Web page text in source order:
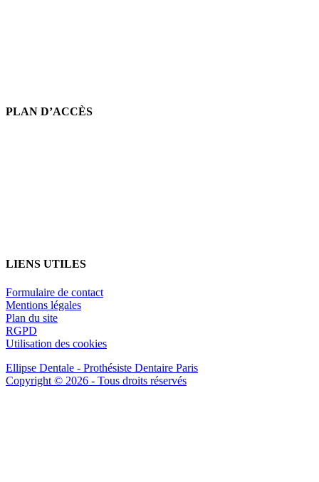
PLAN D’ACCÈS
LIENS UTILES
Formulaire de contact
Mentions légales
Plan du site
RGPD
Utilisation des cookies
Ellipse Dentale - Prothésiste Dentaire Paris
Copyright © 2026 - Tous droits réservés